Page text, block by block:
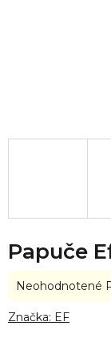
Papuče
Priemerné
produktu
Neohodnotené
Značka: EF